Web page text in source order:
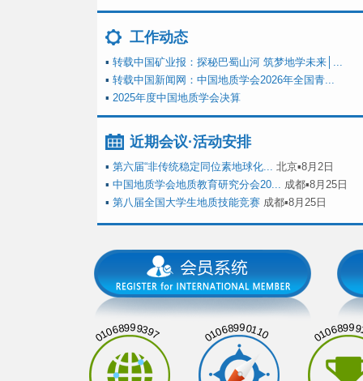
工作动态
▪ 转载中国矿业报：探秘巴蜀山河 筑梦地学未来│...
▪ 转载中国新闻网：中国地质学会2026年全国青...
▪ 2025年度中国地质学会决算
近期会议·活动安排
▪ 第六届“非传统稳定同位素地球化... 北京▪8月2日
▪ 中国地质学会地质教育研究分会20... 成都▪8月25日
▪ 第八届全国大学生地质技能竞赛 成都▪8月25日
01068999397 01068990110